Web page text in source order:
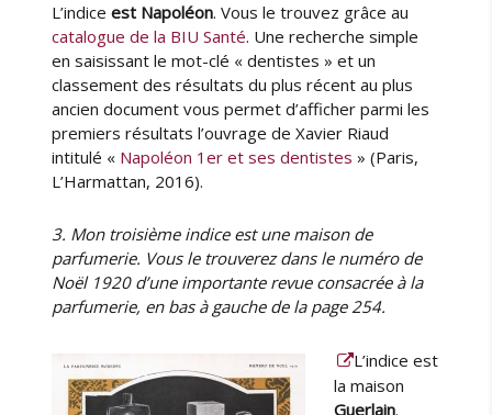
L’indiceest Napoléon. Vous le trouvez grâce au
catalogue de la BIU Santé. Une recherche simple
en saisissant le mot-clé « dentistes » et un
classement des résultats du plus récent au plus
ancien document vous permet d’afficher parmi les
premiers résultats l’ouvrage de Xavier Riaud
intitulé « Napoléon 1er et ses dentistes » (Paris,
L’Harmattan, 2016).
3. Mon troisième indice est une maison de
parfumerie. Vous le trouverez dans le numéro de
Noël 1920 d’une importante revue consacrée à la
parfumerie, en bas à gauche de la page 254.
L’indice est
la maison
Guerlain.